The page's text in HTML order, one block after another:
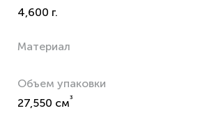
4,600 г.
Материал
Объем упаковки
27,550 см³